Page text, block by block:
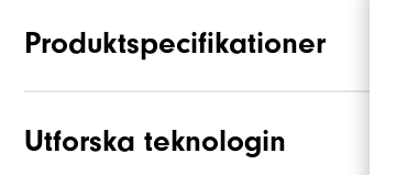
Produktspecifikationer
Grepp
Utforska teknologin